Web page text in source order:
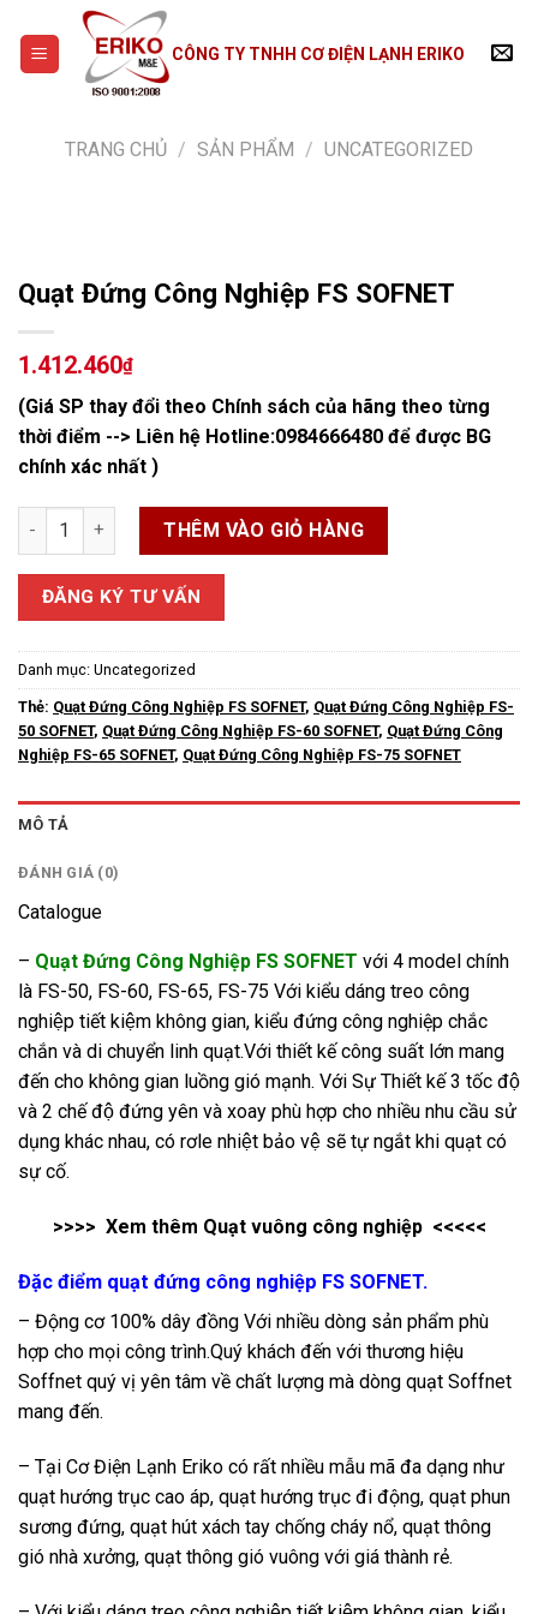
content
CÔNG TY TNHH CƠ ĐIỆN LẠNH ERIKO
TRANG CHỦ / SẢN PHẨM / UNCATEGORIZED
Quạt Đứng Công Nghiệp FS SOFNET
1.412.460₫
(Giá SP thay đổi theo Chính sách của hãng theo từng
thời điểm --> Liên hệ Hotline:0984666480 để được BG
chính xác nhất )
Quạt Đứng Công Nghiệp FS SOFNET số lượng
THÊM VÀO GIỎ HÀNG
ĐĂNG KÝ TƯ VẤN
Danh mục: Uncategorized
Thẻ: Quạt Đứng Công Nghiệp FS SOFNET, Quạt Đứng Công Nghiệp FS-
50 SOFNET, Quạt Đứng Công Nghiệp FS-60 SOFNET, Quạt Đứng Công
Nghiệp FS-65 SOFNET, Quạt Đứng Công Nghiệp FS-75 SOFNET
MÔ TẢ
ĐÁNH GIÁ (0)
Catalogue
– Quạt Đứng Công Nghiệp FS SOFNET với 4 model chính
là FS-50, FS-60, FS-65, FS-75 Với kiểu dáng treo công
nghiệp tiết kiệm không gian, kiểu đứng công nghiệp chắc
chắn và di chuyển linh quạt.Với thiết kế công suất lớn mang
đến cho không gian luồng gió mạnh. Với Sự Thiết kế 3 tốc độ
và 2 chế độ đứng yên và xoay phù hợp cho nhiều nhu cầu sử
dụng khác nhau, có rơle nhiệt bảo vệ sẽ tự ngắt khi quạt có
sự cố.
>>>> Xem thêm Quạt vuông công nghiệp <<<<<
Đặc điểm quạt đứng công nghiệp FS SOFNET.
– Động cơ 100% dây đồng Với nhiều dòng sản phẩm phù
hợp cho mọi công trình.Quý khách đến với thương hiệu
Soffnet quý vị yên tâm về chất lượng mà dòng quạt Soffnet
mang đến.
– Tại Cơ Điện Lạnh Eriko có rất nhiều mẫu mã đa dạng như
quạt hướng trục cao áp, quạt hướng trục đi động, quạt phun
sương đứng, quạt hút xách tay chống cháy nổ, quạt thông
gió nhà xưởng, quạt thông gió vuông với giá thành rẻ.